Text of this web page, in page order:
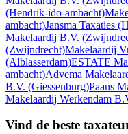
(Hendrik-ido-ambacht)
ambacht)Jansma Taxaties
Makelaardij B.V.
(Zwijndrecht)Makelaardij
(Alblasserdam)ESTATE
ambacht)Advema
B.V. (Giessenburg)Paans
Makelaardij Werkendam
Vind de beste